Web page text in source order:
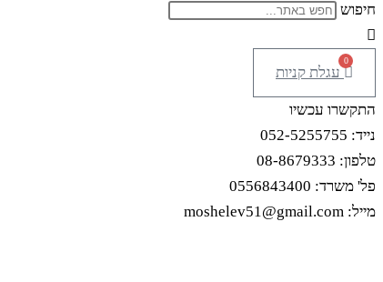
חיפוש
0
עגלת קניות
התקשרו עכשיו
נייד: 052-5255755
טלפון: 08-8679333
פל' משרד: 0556843400
מייל: moshelev51@gmail.com